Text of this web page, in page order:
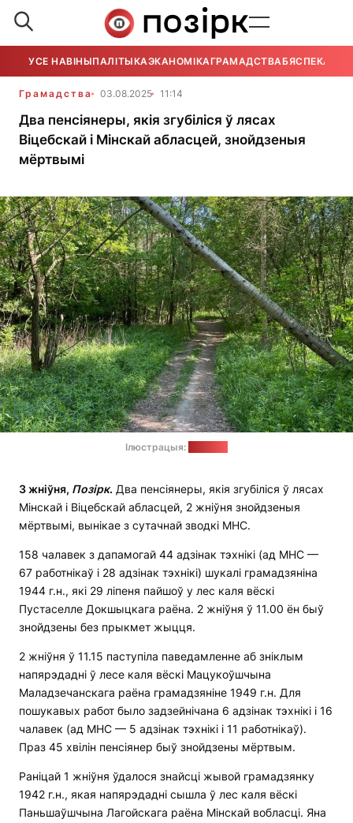
УСЕ НАВІНЫПАЛІТЫКАЭКАНОМІКАГРАМАДСТВАБЯСПЕКА
Грамадства 03.08.2025 11:14
Два пенсіянеры, якія згубіліся ў лясах
Віцебскай і Мінскай абласцей, знойдзеныя
мёртвымі
Ілюстрацыя:
3 жніўня, Позірк. Два пенсіянеры, якія згубіліся ў лясах
Мінскай і Віцебскай абласцей, 2 жніўня знойдзеныя
мёртвымі, вынікае з сутачнай зводкі МНС.
158 чалавек з дапамогай 44 адзінак тэхнікі (ад МНС —
67 работнікаў і 28 адзінак тэхнікі) шукалі грамадзяніна
1944 г.н., які 29 ліпеня пайшоў у лес каля вёскі
Пустаселле Докшыцкага раёна. 2 жніўня ў 11.00 ён быў
знойдзены без прыкмет жыцця.
2 жніўня ў 11.15 паступіла паведамленне аб зніклым
напярэдадні ў лесе каля вёскі Мацукоўшчына
Маладзечанскага раёна грамадзяніне 1949 г.н. Для
пошукавых работ было задзейнічана 6 адзінак тэхнікі і 16
чалавек (ад МНС — 5 адзінак тэхнікі і 11 работнікаў).
Праз 45 хвілін пенсіянер быў знойдзены мёртвым.
Раніцай 1 жніўня ўдалося знайсці жывой грамадзянку
1942 г.н., якая напярэдадні сышла ў лес каля вёскі
Паньшаўшчына Лагойскага раёна Мінскай вобласці. Яна